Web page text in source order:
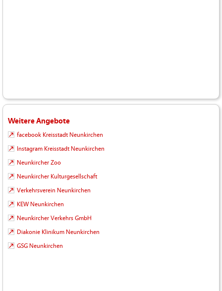
Weitere Angebote
facebook Kreisstadt Neunkirchen
Instagram Kreisstadt Neunkirchen
Neunkircher Zoo
Neunkircher Kulturgesellschaft
Verkehrsverein Neunkirchen
KEW Neunkirchen
Neunkircher Verkehrs GmbH
Diakonie Klinikum Neunkirchen
GSG Neunkirchen